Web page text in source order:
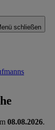
schließen
08.08.2026.